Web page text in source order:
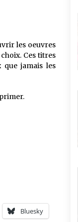
les oeuvres
Ces titres
jamais les
Bluesky